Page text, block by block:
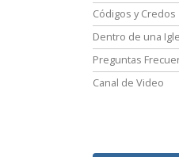
Códigos y Credos
Dentro de una
Preguntas
Canal de Video